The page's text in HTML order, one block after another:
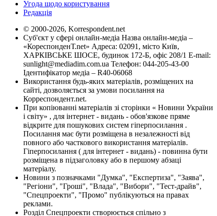
Угода щодо користування
Редакція
© 2000-2026, Korrespondent.net
Суб'єкт у сфері онлайн-медіа Назва онлайн-медіа –
«КореспонденТ.net» Адреса: 02091, місто Київ,
ХАРКІВСЬКЕ ШОСЕ, будинок 172-Б, офіс 208/1 E-mail:
sunlight@mediadim.com.ua Телефон: 044-205-43-00
Ідентифікатор медіа – R40-06068
Використання будь-яких матеріалів, розміщених на
сайті, дозволяється за умови посилання на
Корреспондент.net.
При копіюванні матеріалів зі сторінки « Новини України
і світу» , для інтернет - видань - обов'язкове пряме
відкрите для пошукових систем гіперпосилання .
Посилання має бути розміщена в незалежності від
повного або часткового використання матеріалів.
Гіперпосилання ( для інтернет - видань) - повинна бути
розміщена в підзаголовку або в першому абзаці
матеріалу.
Новини з позначками "Думка", "Експертиза", "Заява",
"Регіони", "Гроші", "Влада", "Вибори", "Тест-драйв",
"Спецпроекти", "Промо" публікуються на правах
реклами.
Розділ Спецпроекти створюється спільно з